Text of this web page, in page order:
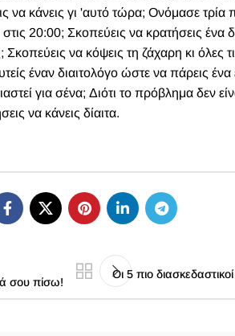
να κάνεις γι 'αυτό τώρα; Ονόμασε τρία
20:00; Σκοπεύεις να κρατήσεις ένα
Σκοπεύεις να κόψεις τη ζάχαρη κι όλες
έναν διαιτολόγο ώστε να πάρεις
για σένα; Διότι το πρόβλημα δεν
να κάνεις δίαιτα.
σου πίσω!
Οι 5 πιο